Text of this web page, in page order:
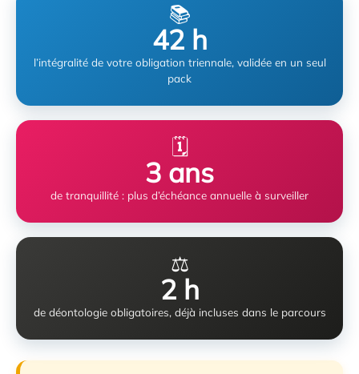
📚
42 h
l’intégralité de votre obligation triennale, validée en un seul
pack
🗓️
3 ans
de tranquillité : plus d’échéance annuelle à surveiller
⚖️
2 h
de déontologie obligatoires, déjà incluses dans le parcours